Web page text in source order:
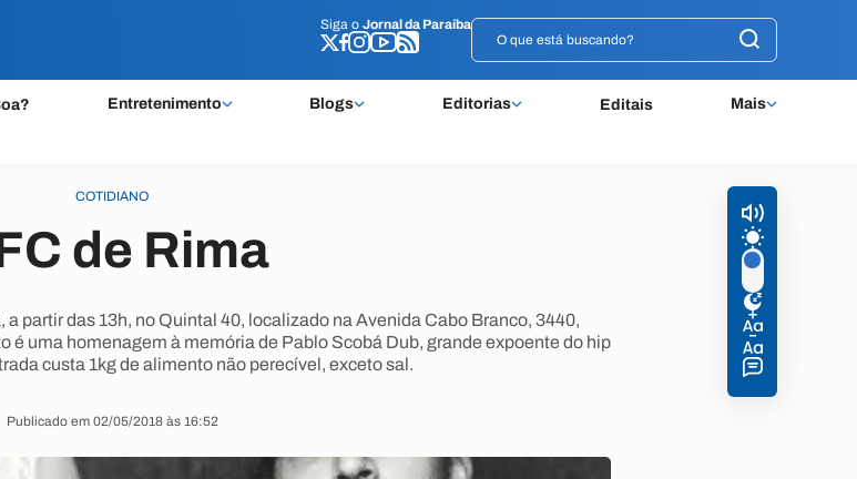
Siga o Jornal da Paraíba
Entretenimento Blogs Editorias Editais Mais
Siga o Jornal da Paraíba
COTIDIANO
de Rima
partir das 13h, no Quintal 40, localizado na Avenida Cabo Branco, 3440,
é uma homenagem à memória de Pablo Scobá Dub, grande expoente do hip
custa 1kg de alimento não perecível, exceto sal.
Publicado em 02/05/2018 às 16:52